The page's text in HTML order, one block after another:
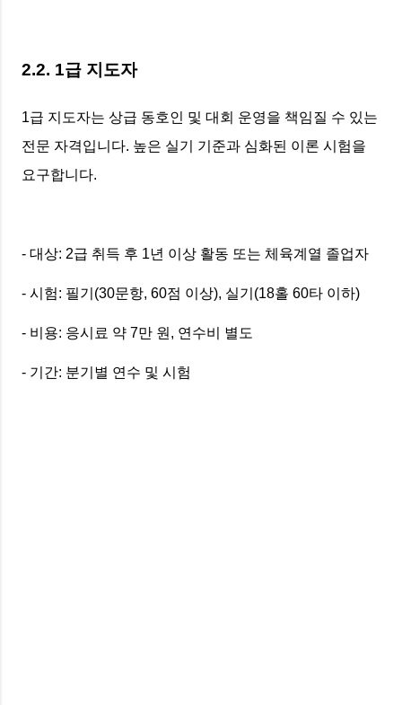
2.2. 1급 지도자
1급 지도자는 상급 동호인 및 대회 운영을 책임질 수 있는
전문 자격입니다. 높은 실기 기준과 심화된 이론 시험을
요구합니다.
- 대상: 2급 취득 후 1년 이상 활동 또는 체육계열 졸업자
- 시험: 필기(30문항, 60점 이상), 실기(18홀 60타 이하)
- 비용: 응시료 약 7만 원, 연수비 별도
- 기간: 분기별 연수 및 시험